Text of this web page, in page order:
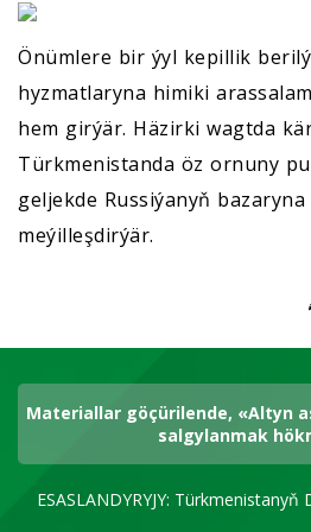
Önümlere bir ýyl kepillik
hyzmatlaryna himiki
hem girýär. Häzirki wagtda
Türkmenistanda öz ornuny
geljekde Russiýanyň bazaryna
meýilleşdirýär.
Materiallar göçürilende, «Altyn
salgylanmak
ESASLANDYRYJY: